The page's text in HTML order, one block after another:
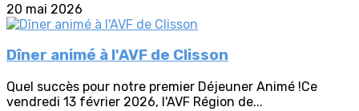
20 mai 2026
Dîner animé à l'AVF de Clisson
Quel succès pour notre premier Déjeuner Animé !Ce
vendredi 13 février 2026, l'AVF Région de...